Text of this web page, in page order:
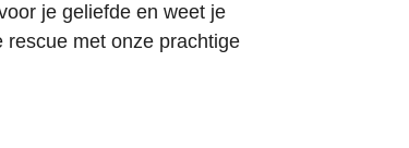
je geliefde en weet je
rescue met onze prachtige